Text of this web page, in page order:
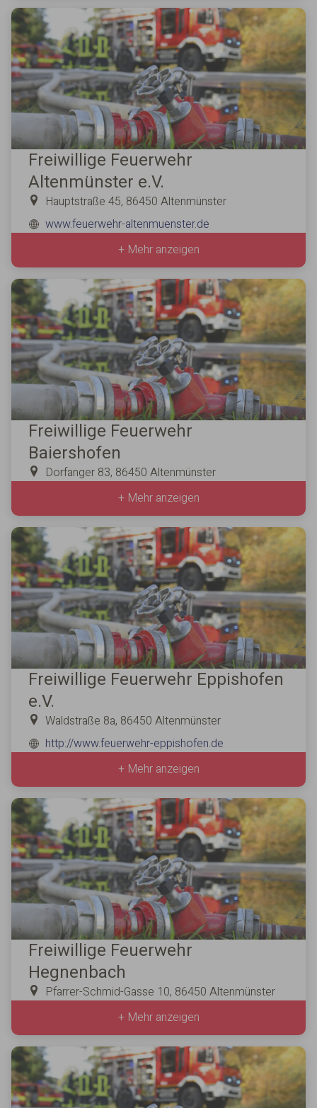
Freiwillige Feuerwehr
Altenmünster e.V.
Hauptstraße 45, 86450 Altenmünster
www.feuerwehr-altenmuenster.de
+ Mehr anzeigen
Freiwillige Feuerwehr
Baiershofen
Dorfanger 83, 86450 Altenmünster
+ Mehr anzeigen
Freiwillige Feuerwehr Eppishofen
e.V.
Waldstraße 8a, 86450 Altenmünster
http://www.feuerwehr-eppishofen.de
+ Mehr anzeigen
Freiwillige Feuerwehr
Hegnenbach
Pfarrer-Schmid-Gasse 10, 86450 Altenmünster
+ Mehr anzeigen